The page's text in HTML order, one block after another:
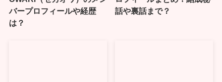
バープロフィールや経歴
は？
話や裏話まで？